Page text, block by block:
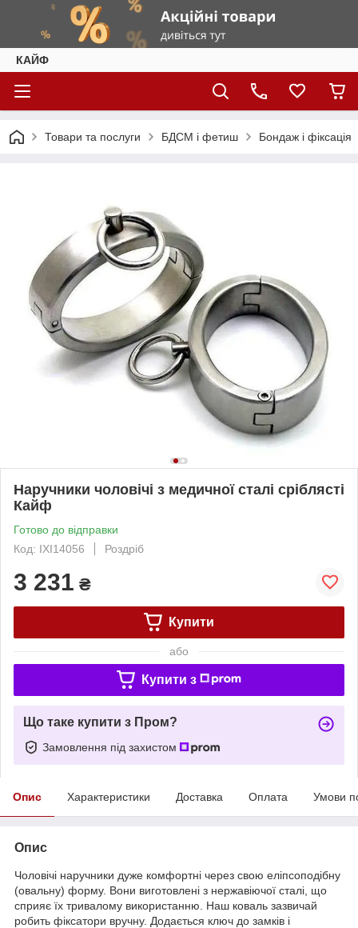
КАЙФ
Товари та послуги БДСМ і фетиш Бондаж і фіксація
Наручники чоловічі з медичної сталі сріблясті
Кайф
Готово до відправки
Код: IXI14056
Роздріб
3 231 ₴
Купити
або
Купити з
Що таке купити з Пром?
Замовлення під захистом
Опис Характеристики Доставка Оплата Умови
Опис
Чоловічі наручники дуже комфортні через свою еліпсоподібну
(овальну) форму. Вони виготовлені з нержавіючої сталі, що
сприяє їх тривалому використанню. Наш коваль зазвичай
робить фіксатори вручну. Додається ключ до замків і